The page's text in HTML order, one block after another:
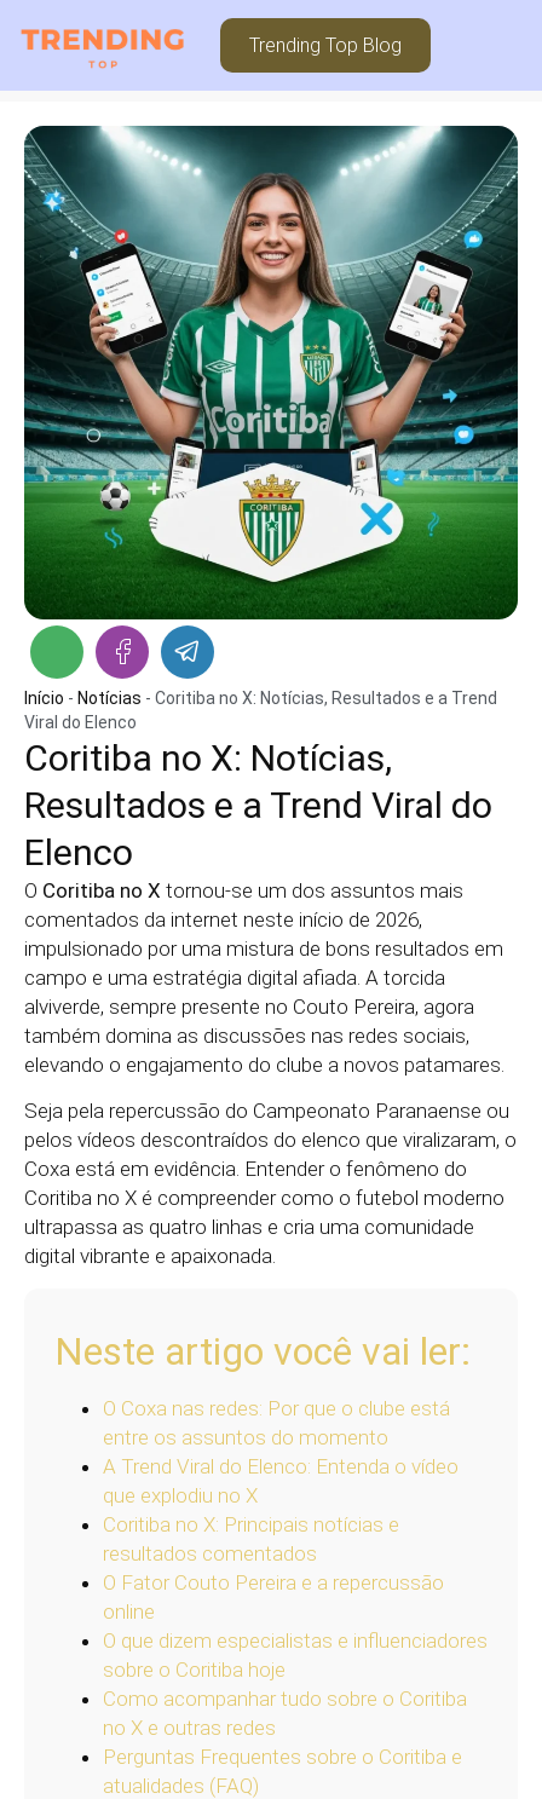
Trending Top Blog
Início - Notícias - Coritiba no X: Notícias, Resultados e a Trend
Viral do Elenco
Coritiba no X: Notícias,
Resultados e a Trend Viral do
Elenco
O Coritiba no X tornou-se um dos assuntos mais
comentados da internet neste início de 2026,
impulsionado por uma mistura de bons resultados em
campo e uma estratégia digital afiada. A torcida
alviverde, sempre presente no Couto Pereira, agora
também domina as discussões nas redes sociais,
elevando o engajamento do clube a novos patamares.
Seja pela repercussão do Campeonato Paranaense ou
pelos vídeos descontraídos do elenco que viralizaram, o
Coxa está em evidência. Entender o fenômeno do
Coritiba no X é compreender como o futebol moderno
ultrapassa as quatro linhas e cria uma comunidade
digital vibrante e apaixonada.
Neste artigo você vai ler:
O Coxa nas redes: Por que o clube está
entre os assuntos do momento
A Trend Viral do Elenco: Entenda o vídeo
que explodiu no X
Coritiba no X: Principais notícias e
resultados comentados
O Fator Couto Pereira e a repercussão
online
O que dizem especialistas e influenciadores
sobre o Coritiba hoje
Como acompanhar tudo sobre o Coritiba
no X e outras redes
Perguntas Frequentes sobre o Coritiba e
atualidades (FAQ)